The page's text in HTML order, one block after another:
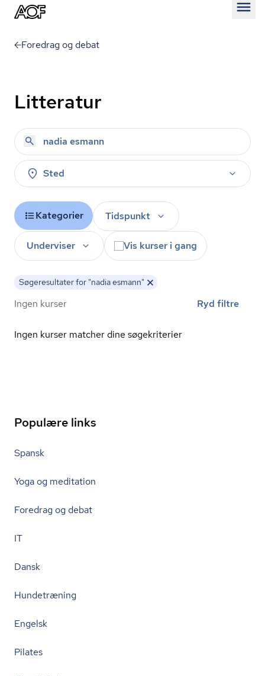
Foredrag og debat
Litteratur
Sted
Kategorier Tidspunkt
Underviser Vis kurser i gang
Søgeresultater for "nadia esmann"
Ingen kurser Ryd filtre
Ingen kurser matcher dine søgekriterier
Populære links
Spansk
Yoga og meditation
Foredrag og debat
IT
Dansk
Hundetræning
Engelsk
Pilates